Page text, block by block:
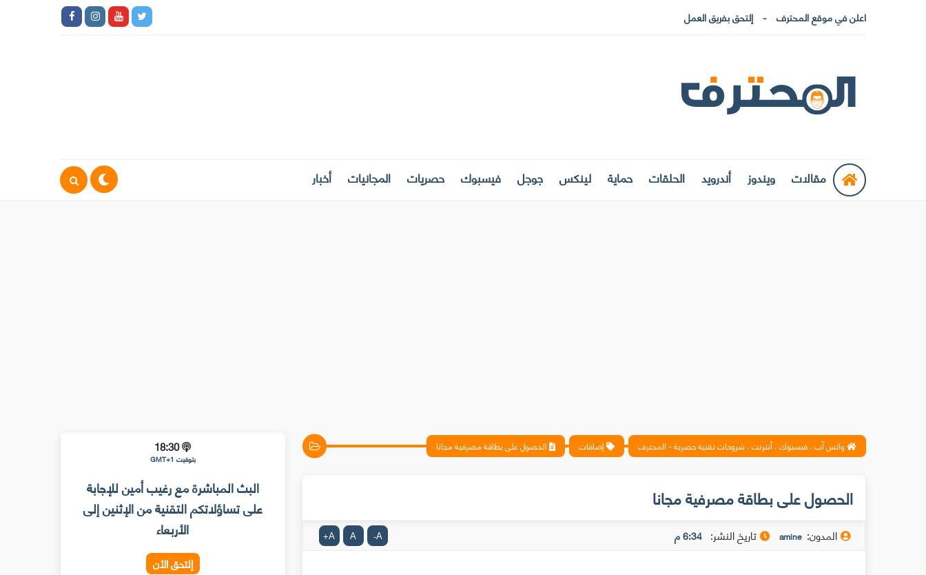
اعلن في موقع المحترف إلتحق بفريق العمل
مقالات ويندوز أندرويد الحلقات حماية لينكس جوجل فيسبوك حصريات المجانيات أخبار
واتس آب ، فيسبوك ، أنترنت ، شروحات تقنية حصرية - المحترف إضافات الحصول على بطاقة مصرفية مجانا
الحصول على بطاقة مصرفية مجانا
المدون: amine تاريخ النشر: 6:34 م A
-
A
A
+
18:30
بتوقيت GMT+1
البث المباشرة مع رغيب أمين للإجابة
على تساؤلاتكم التقنية من الإثنين إلى
الأربعاء
إلتحق الأن